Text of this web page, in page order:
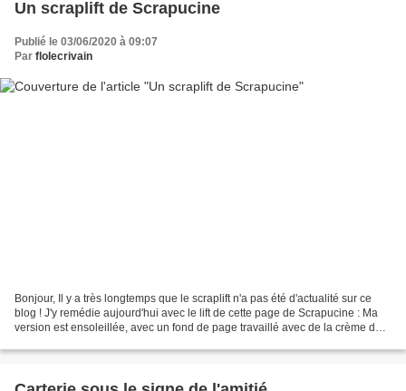
Un scraplift de Scrapucine
Publié le 03/06/2020 à 09:07
Par flolecrivain
Bonjour, Il y a très longtemps que le scraplift n'a pas été d'actualité sur ce
blog ! J'y remédie aujourd'hui avec le lift de cette page de Scrapucine : Ma
version est ensoleillée, avec un fond de page travaillé avec de la crème de